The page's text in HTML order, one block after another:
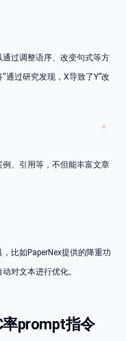
过调整语序、改变句式等方
通过研究发现，X导致了Y”改
、引用等，不但能丰富文章
比如PaperNex提供的降重功
对文本进行优化。
率prompt指令